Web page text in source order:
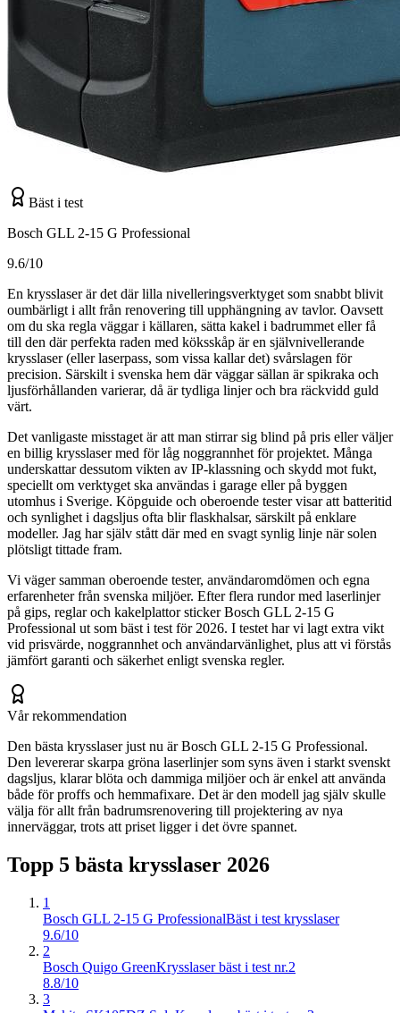
Bäst i test
Bosch GLL 2-15 G Professional
9.6/10
En krysslaser är det där lilla nivelleringsverktyget som snabbt blivit
oumbärligt i allt från renovering till upphängning av tavlor. Oavsett
om du ska regla väggar i källaren, sätta kakel i badrummet eller få
till den där perfekta raden med köksskåp är en självnivellerande
krysslaser (eller laserpass, som vissa kallar det) svårslagen för
precision. Särskilt i svenska hem där väggar sällan är spikraka och
ljusförhållanden varierar, då är tydliga linjer och bra räckvidd guld
värt.
Det vanligaste misstaget är att man stirrar sig blind på pris eller väljer
en billig krysslaser med för låg noggrannhet för projektet. Många
underskattar dessutom vikten av IP-klassning och skydd mot fukt,
speciellt om verktyget ska användas i garage eller på byggen
utomhus i Sverige. Köpguide och oberoende tester visar att batteritid
och synlighet i dagsljus ofta blir flaskhalsar, särskilt på enklare
modeller. Jag har själv stått där med en svagt synlig linje när solen
plötsligt tittade fram.
Vi väger samman oberoende tester, användaromdömen och egna
erfarenheter från svenska miljöer. Efter flera rundor med laserlinjer
på gips, reglar och kakelplattor sticker Bosch GLL 2-15 G
Professional ut som bäst i test för 2026. I testet har vi lagt extra vikt
vid prisvärde, noggrannhet och användarvänlighet, plus att vi förstås
jämfört garanti och säkerhet enligt svenska regler.
Vår rekommendation
Den bästa krysslaser just nu är Bosch GLL 2-15 G Professional.
Den levererar skarpa gröna laserlinjer som syns även i starkt svenskt
dagsljus, klarar blöta och dammiga miljöer och är enkel att använda
både för proffs och hemmafixare. Det är den modell jag själv skulle
välja för allt från badrumsrenovering till projektering av nya
innerväggar, trots att priset ligger i det övre spannet.
Topp 5 bästa krysslaser 2026
1
Bosch GLL 2-15 G ProfessionalBäst i test krysslaser
9.6/10
2
Bosch Quigo GreenKrysslaser bäst i test nr.2
8.8/10
3